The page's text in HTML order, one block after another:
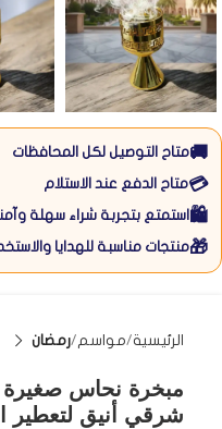
🚚متاح التوصيل لكل المحافظات
💳متاح الدفع عند الاستلام
🛍️ استمتع بتجربة شراء سهلة
🎁منتجات مناسبة للهدايا
الرئيسية مواسم رمضان
شرقي أنيق لتعطير